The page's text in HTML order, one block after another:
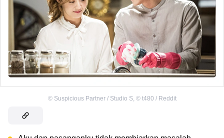
© Suspicious Partner / Studio S, © t480 / Reddit